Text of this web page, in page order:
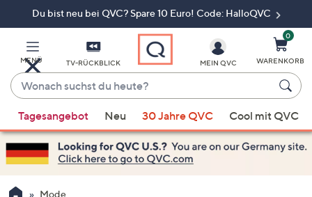
Du bist neu bei QVC? Spare 10 Euro! Code: HalloQVC
MENÜ TV-RÜCKBLICK
Wonach
suchst
du
heute?
Vorschläge
verfügbar
sind,
verwenden
Sie
MEIN QVC
0
WARENKORB
Tagesangebot Neu 30 Jahre QVC Cool mit QVC
Mode